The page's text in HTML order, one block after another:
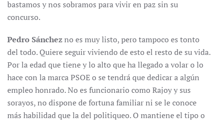
bastamos y nos sobramos para vivir en paz sin su
concurso.
Pedro Sánchezno es muy listo, pero tampoco es tonto
del todo. Quiere seguir viviendo de esto el resto de su vida.
Por la edad que tiene y lo alto que ha llegado a volar o lo
hace con la marca PSOE o se tendrá que dedicar a algún
empleo honrado. No es funcionario como Rajoy y sus
sorayos, no dispone de fortuna familiar ni se le conoce
más habilidad que la del politiqueo. O mantiene el tipo o